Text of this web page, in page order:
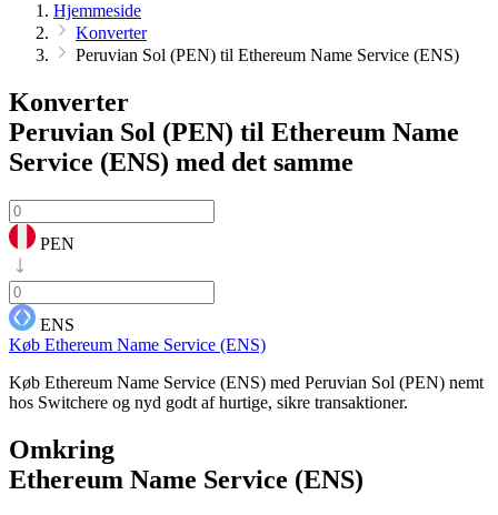
Hjemmeside
Konverter
Peruvian Sol (PEN) til Ethereum Name Service (ENS)
Konverter
Peruvian Sol (PEN) til Ethereum Name
Service (ENS) med det samme
PEN
ENS
Køb Ethereum Name Service (ENS)
Køb Ethereum Name Service (ENS) med Peruvian Sol (PEN) nemt
hos Switchere og nyd godt af hurtige, sikre transaktioner.
Omkring
Ethereum Name Service (ENS)